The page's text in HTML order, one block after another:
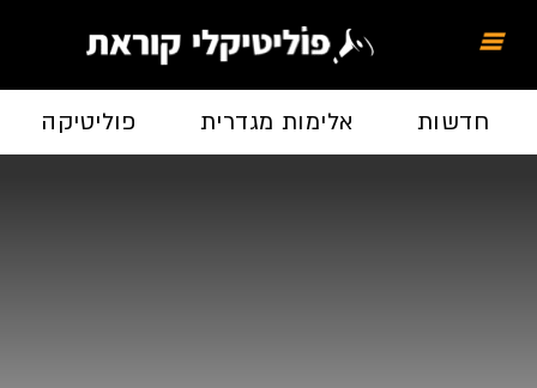
חדשות אלימות מגדרית פוליטיקה